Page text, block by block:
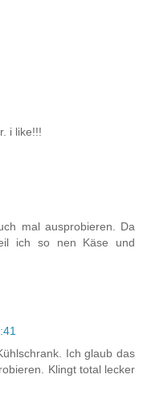
i like!!!
mal ausprobieren. Da
ich so nen Käse und
Ich glaub das
Klingt total lecker